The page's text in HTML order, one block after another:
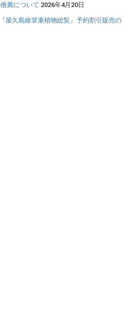
薦について 2026年4月20日
屋久島維管束植物総覧』予約割引販売の